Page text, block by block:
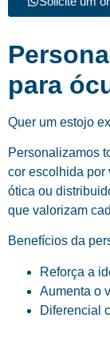
para
Quer um estojo
Personalizamos
cor escolhida por
ótica ou
que valorizam
Benefícios da
Reforça a
Aumenta o
Diferencial